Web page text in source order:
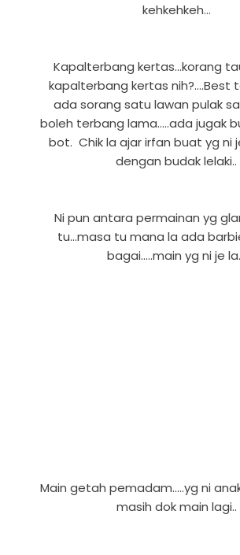
kehkehkeh...
Kapalterbang kertas...korang
kapalterbang kertas nih?....Best
ada sorang satu lawan pulak
boleh terbang lama.....ada jugak
bot. Chik la ajar irfan buat yg ni
dengan budak lelaki..
Ni pun antara permainan yg
tu...masa tu mana la ada
bagai.....main yg ni je
Main getah pemadam.....yg ni
masih dok main lagi..